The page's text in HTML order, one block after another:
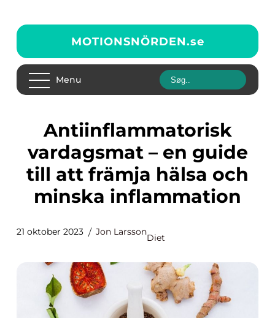
MOTIONSNÖRDEN.se
Menu
Antiinflammatorisk
vardagsmat – en guide
till att främja hälsa och
minska inflammation
21 oktober 2023 Jon Larsson
Diet